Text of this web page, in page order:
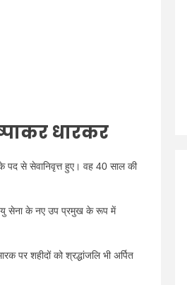
धारकर
पद से सेवानिवृत्त हुए। वह 40 साल की
वायु सेना के नए उप प्रमुख के रूप में
पर शहीदों को श्रद्धांजलि भी अर्पित